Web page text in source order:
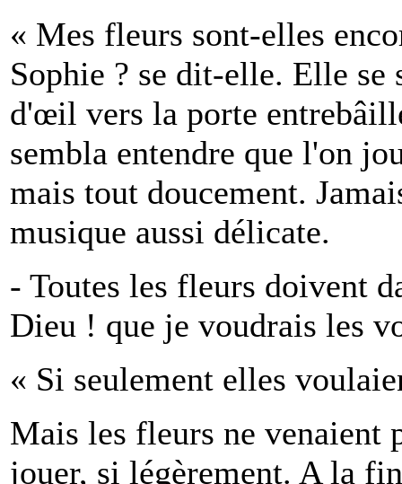
« Mes fleurs sont-elles
Sophie ? se dit-elle. Elle se
d'œil vers la porte
sembla entendre que l'on
mais tout doucement.
musique aussi délicate.
- Toutes les fleurs doivent
Dieu ! que je voudrais les
« Si seulement elles
Mais les fleurs ne venaient
jouer, si légèrement. A la